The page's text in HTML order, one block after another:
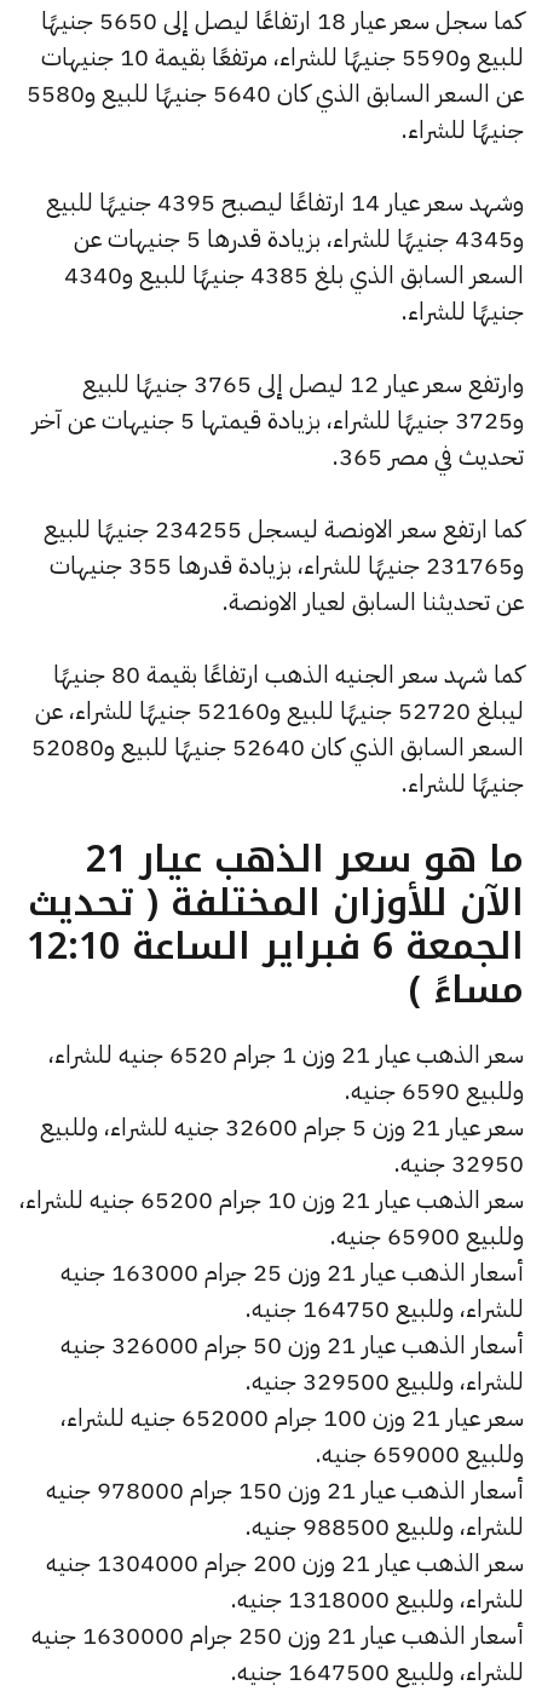
كما سجل سعر عيار 18 ارتفاعًا ليصل إلى 5650 جنيهًا
للبيع و5590 جنيهًا للشراء، مرتفعًا بقيمة 10 جنيهات
عن السعر السابق الذي كان 5640 جنيهًا للبيع و5580
جنيهًا للشراء.
وشهد سعر عيار 14 ارتفاعًا ليصبح 4395 جنيهًا للبيع
و4345 جنيهًا للشراء، بزيادة قدرها 5 جنيهات عن
السعر السابق الذي بلغ 4385 جنيهًا للبيع و4340
جنيهًا للشراء.
وارتفع سعر عيار 12 ليصل إلى 3765 جنيهًا للبيع
و3725 جنيهًا للشراء، بزيادة قيمتها 5 جنيهات عن آخر
تحديث في مصر 365.
كما ارتفع سعر الاونصة ليسجل 234255 جنيهًا للبيع
و231765 جنيهًا للشراء، بزيادة قدرها 355 جنيهات
عن تحديثنا السابق لعيار الاونصة.
كما شهد سعر الجنيه الذهب ارتفاعًا بقيمة 80 جنيهًا
ليبلغ 52720 جنيهًا للبيع و52160 جنيهًا للشراء، عن
السعر السابق الذي كان 52640 جنيهًا للبيع و52080
جنيهًا للشراء.
ما هو سعر الذهب عيار 21
الآن للأوزان المختلفة ( تحديث
الجمعة 6 فبراير الساعة 12:10
مساءً )
سعر الذهب عيار 21 وزن 1 جرام 6520 جنيه للشراء،
وللبيع 6590 جنيه.
سعر عيار 21 وزن 5 جرام 32600 جنيه للشراء، وللبيع
32950 جنيه.
سعر الذهب عيار 21 وزن 10 جرام 65200 جنيه للشراء،
وللبيع 65900 جنيه.
أسعار الذهب عيار 21 وزن 25 جرام 163000 جنيه
للشراء، وللبيع 164750 جنيه.
أسعار الذهب عيار 21 وزن 50 جرام 326000 جنيه
للشراء، وللبيع 329500 جنيه.
سعر عيار 21 وزن 100 جرام 652000 جنيه للشراء،
وللبيع 659000 جنيه.
أسعار الذهب عيار 21 وزن 150 جرام 978000 جنيه
للشراء، وللبيع 988500 جنيه.
سعر الذهب عيار 21 وزن 200 جرام 1304000 جنيه
للشراء، وللبيع 1318000 جنيه.
أسعار الذهب عيار 21 وزن 250 جرام 1630000 جنيه
للشراء، وللبيع 1647500 جنيه.